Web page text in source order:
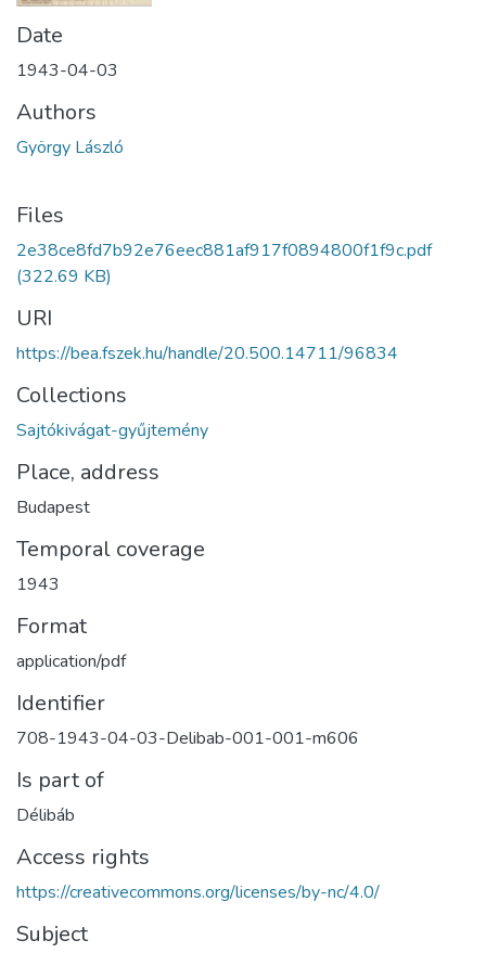
Date
1943-04-03
Authors
György László
Files
2e38ce8fd7b92e76eec881af917f0894800f1f9c.pdf
(322.69 KB)
URI
https://bea.fszek.hu/handle/20.500.14711/96834
Collections
Sajtókivágat-gyűjtemény
Place, address
Budapest
Temporal coverage
1943
Format
application/pdf
Identifier
708-1943-04-03-Delibab-001-001-m606
Is part of
Délibáb
Access rights
https://creativecommons.org/licenses/by-nc/4.0/
Subject